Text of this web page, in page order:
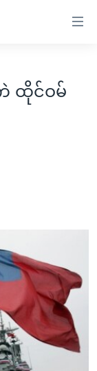
ထိုင်ဝမ်